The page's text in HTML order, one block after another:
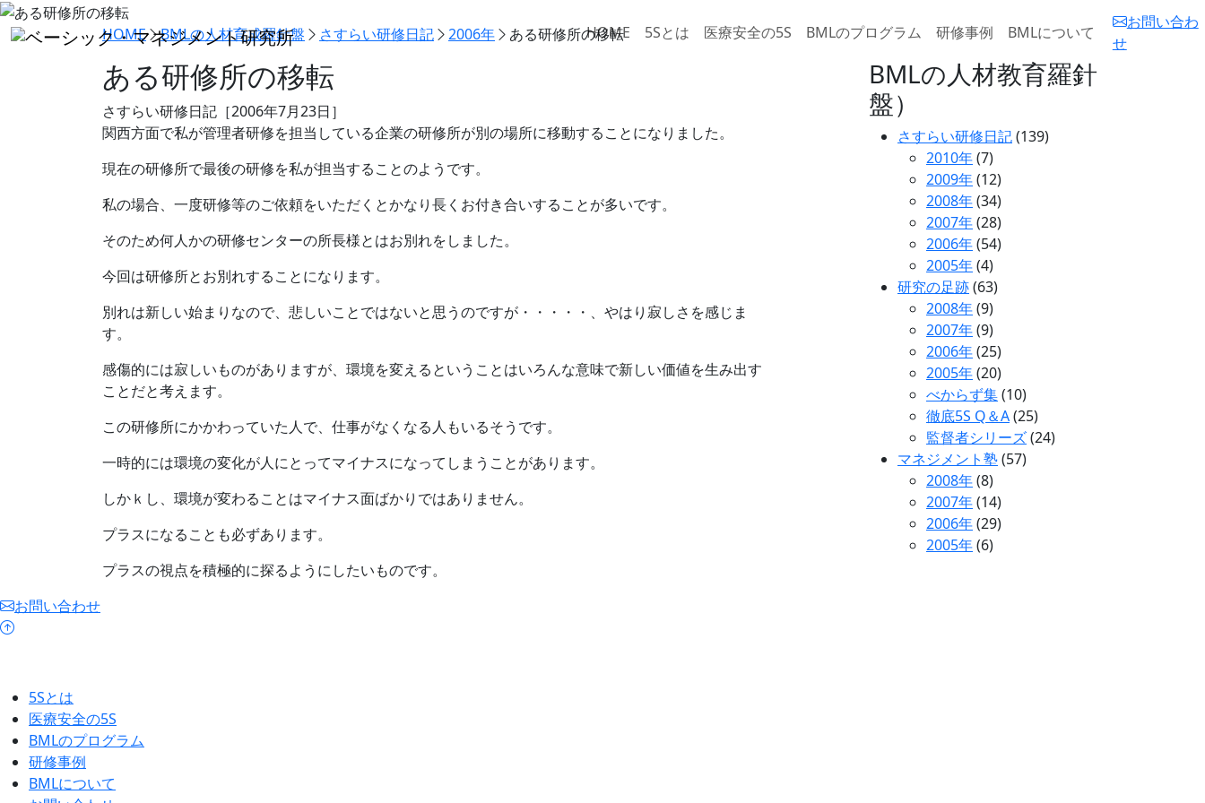
HOME 5Sとは 医療安全の5S BMLのプログラム 研修事例 BMLについて
お問い合わ
せ
HOME BMLの人材育成羅針盤 さすらい研修日記 2006年 ある研修所の移転
ある研修所の移転
さすらい研修日記［2006年7月23日］
関西方面で私が管理者研修を担当している企業の研修所が別の場所に移動することになりました。
現在の研修所で最後の研修を私が担当することのようです。
私の場合、一度研修等のご依頼をいただくとかなり長くお付き合いすることが多いです。
そのため何人かの研修センターの所長様とはお別れをしました。
今回は研修所とお別れすることになります。
別れは新しい始まりなので、悲しいことではないと思うのですが・・・・・、やはり寂しさを感じま
す。
感傷的には寂しいものがありますが、環境を変えるということはいろんな意味で新しい価値を生み出す
ことだと考えます。
この研修所にかかわっていた人で、仕事がなくなる人もいるそうです。
一時的には環境の変化が人にとってマイナスになってしまうことがあります。
しかｋし、環境が変わることはマイナス面ばかりではありません。
プラスになることも必ずあります。
プラスの視点を積極的に探るようにしたいものです。
BMLの人材教育羅針
盤）
さすらい研修日記(139)
2010年(7)
2009年(12)
2008年(34)
2007年(28)
2006年(54)
2005年(4)
研究の足跡(63)
2008年(9)
2007年(9)
2006年(25)
2005年(20)
べからず集(10)
徹底5S Q＆A(25)
監督者シリーズ(24)
マネジメント塾(57)
2008年(8)
2007年(14)
2006年(29)
2005年(6)
5Sとは
医療安全の5S
BMLのプログラム
研修事例
BMLについて
お問い合わせ